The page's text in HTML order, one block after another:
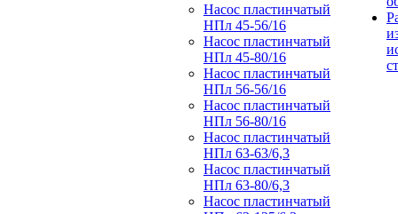
Насос пластинчатый
НПл 45-56/16
Насос пластинчатый
НПл 45-80/16
Насос пластинчатый
НПл 56-56/16
Насос пластинчатый
НПл 56-80/16
Насос пластинчатый
НПл 63-63/6,3
Насос пластинчатый
НПл 63-80/6,3
Насос пластинчатый